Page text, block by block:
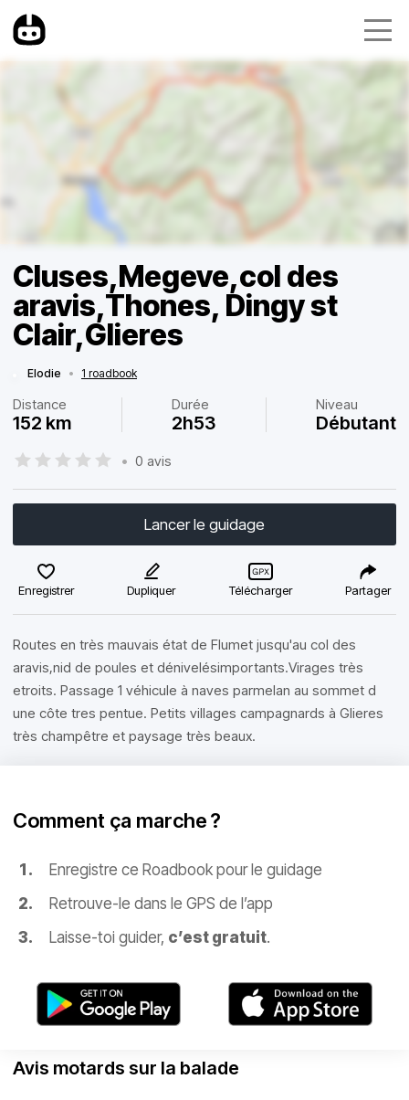
Cluses,Megeve,col des
aravis,Thones, Dingy st
Clair,Glieres
Elodie • 1 roadbook
Distance
152 km
Durée
2h53
Niveau
Débutant
• 0 avis
Lancer le guidage
Enregistrer Dupliquer Télécharger Partager
Routes en très mauvais état de Flumet jusqu'au col des
aravis,nid de poules et dénivelésimportants.Virages très
etroits. Passage 1 véhicule à naves parmelan au sommet d
une côte tres pentue. Petits villages campagnards à Glieres
très champêtre et paysage très beaux.
Comment ça marche ?
Enregistre ce Roadbook pour le guidage
Retrouve-le dans le GPS de l’app
Laisse-toi guider, c’est gratuit.
Avis motards sur la balade